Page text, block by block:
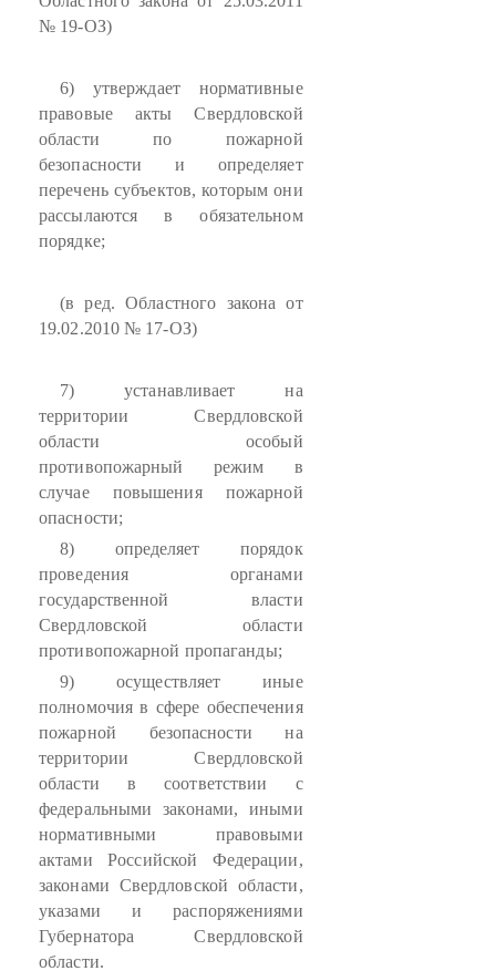
№ 19-ОЗ)
6) утверждает нормативные
правовые акты Свердловской
области по пожарной
безопасности и определяет
перечень субъектов, которым они
рассылаются в обязательном
порядке;
(в ред. Областного закона от
19.02.2010 № 17-ОЗ)
7) устанавливает на
территории Свердловской
области особый
противопожарный режим в
случае повышения пожарной
опасности;
8) определяет порядок
проведения органами
государственной власти
Свердловской области
противопожарной пропаганды;
9) осуществляет иные
полномочия в сфере обеспечения
пожарной безопасности на
территории Свердловской
области в соответствии с
федеральными законами, иными
нормативными правовыми
актами Российской Федерации,
законами Свердловской области,
указами и распоряжениями
Губернатора Свердловской
области.